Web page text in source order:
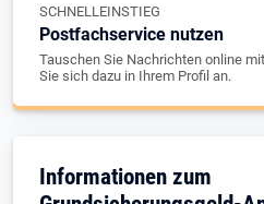
SCHNELLEINSTIEG
Postfachservice nutzen
Tauschen Sie Nachrichten online
Sie sich dazu in Ihrem Profil an.
Informationen zum